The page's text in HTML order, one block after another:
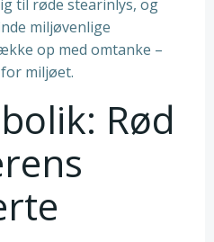
til røde stearinlys, og
miljøvenlige
op med omtanke –
miljøet.
Rød